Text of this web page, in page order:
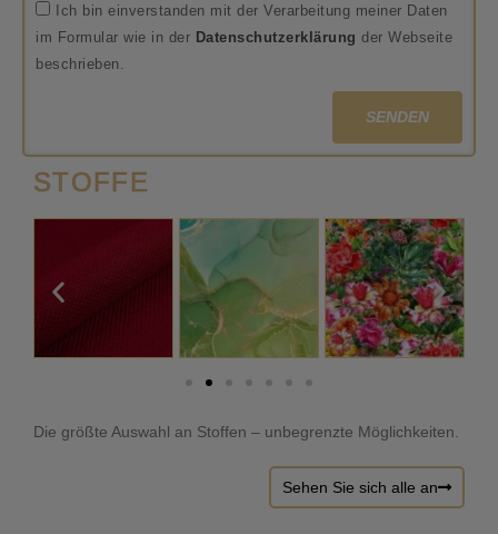
Ich bin einverstanden mit der Verarbeitung meiner Daten
im Formular wie in der Datenschutzerklärung der Webseite
beschrieben.
SENDEN
STOFFE
Die größte Auswahl an Stoffen – unbegrenzte Möglichkeiten.
Sehen Sie sich alle an